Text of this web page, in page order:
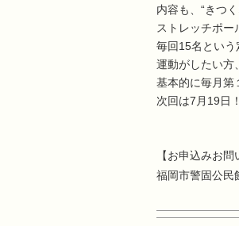
内容も、“きつ
ストレッチポー
毎回15名とい
運動がしたい方
基本的に毎月第
次回は7月19日
【お申込みお問
福岡市警固公